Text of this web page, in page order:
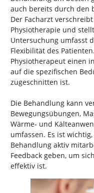
auch bereits durch den
Der Facharzt
Physiotherapie und
Untersuchung umfasst
Flexibilität des
Physiotherapeut einen
auf die spezifischen
zugeschnitten ist.
Die Behandlung kann
Bewegungsübungen,
Wärme- und
umfassen. Es ist
Behandlung aktiv
Feedback geben, um
effektiv ist.